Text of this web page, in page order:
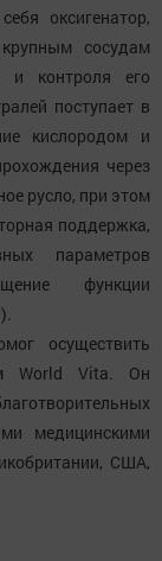
оксигенатор,
сосудам
и контроля его
поступает в
кислородом и
через
русло, при этом
поддержка,
параметров
функции
осуществить
World Vita. Он
медицинскими
США,